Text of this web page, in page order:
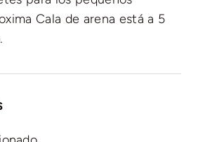
Cala de arena está a 5